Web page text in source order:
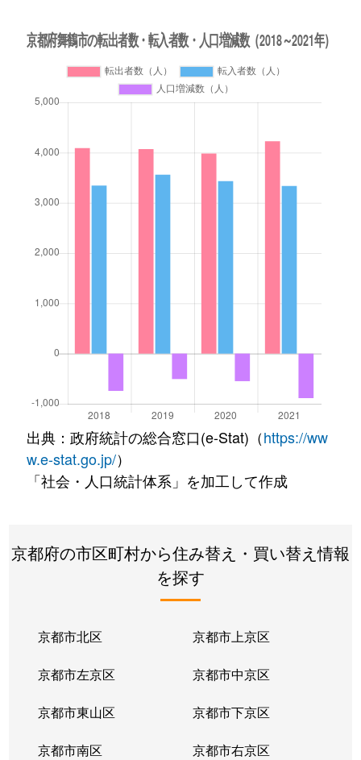
出典：政府統計の総合窓口(e-Stat)（https://ww
w.e-stat.go.jp/）
「社会・人口統計体系」を加工して作成
京都府の市区町村から住み替え・買い替え情報
を探す
京都市北区 京都市上京区
京都市左京区 京都市中京区
京都市東山区 京都市下京区
京都市南区 京都市右京区